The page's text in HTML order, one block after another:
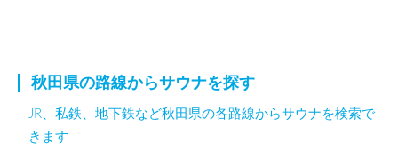
秋田県の路線からサウナを探す
JR、私鉄、地下鉄など秋田県の各路線からサウナを検索で
きます